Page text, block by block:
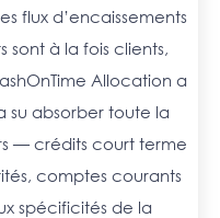
flux d’encaissements
sont à la fois clients,
Allocation a
su absorber toute la
— crédits court terme
comptes courants
spécificités de la